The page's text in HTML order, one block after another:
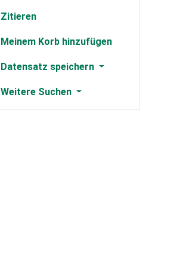
Zitieren
Meinem Korb hinzufügen
Datensatz speichern
Weitere Suchen